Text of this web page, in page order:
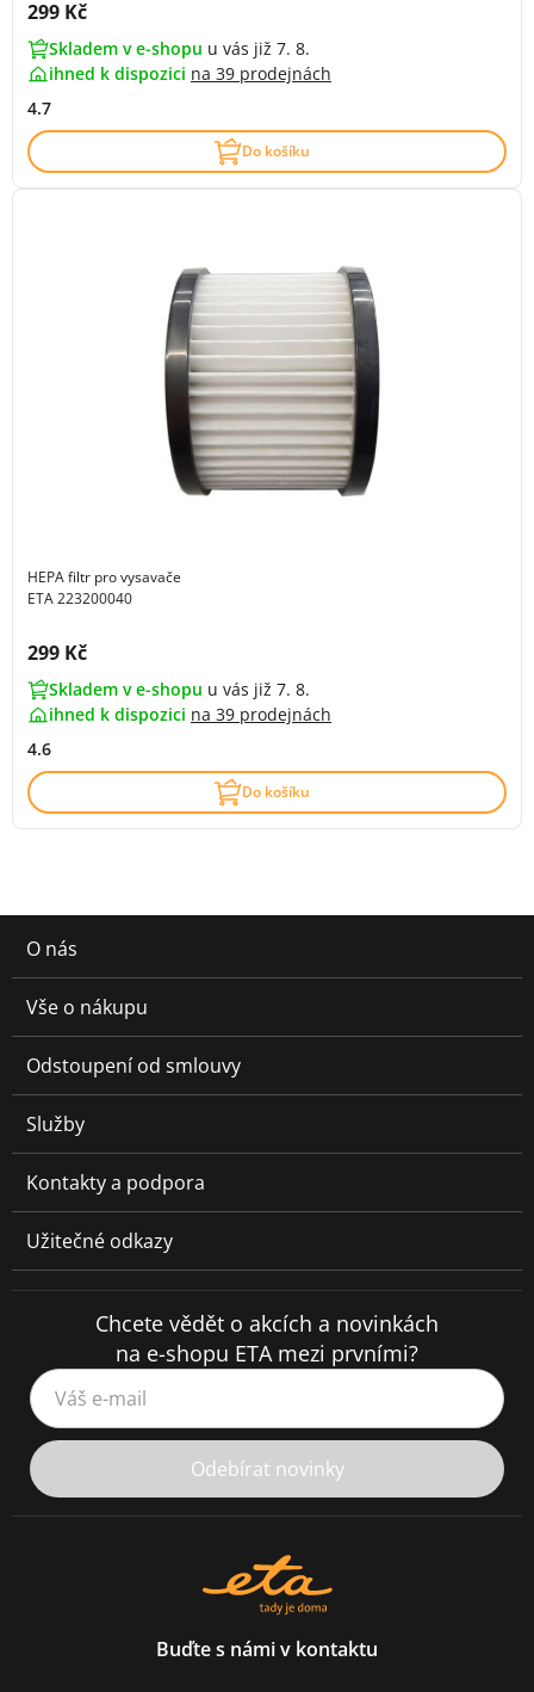
Cena s DPH:
299 Kč
Skladem v e-shopu u vás již 7. 8.
ihned k dispozici na 39 prodejnách
4.7
Do košíku
HEPA filtr pro vysavače
ETA 223200040
Cena s DPH:
299 Kč
Skladem v e-shopu u vás již 7. 8.
ihned k dispozici na 39 prodejnách
4.6
Do košíku
O nás
Vše o nákupu
Odstoupení od smlouvy
Služby
Kontakty a podpora
Užitečné odkazy
Chcete vědět o akcích a novinkách
na e-shopu ETA mezi prvními?
Váš e-mail
Odebírat novinky
Buďte s námi v kontaktu